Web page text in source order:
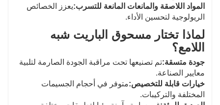
المواد اللاصقة والمانعات المانعة للتسرب:يعزز الخصائص
الريولوجية لتحسين الأداء.
لماذا تختار مسحوق الباريت شبه
اللامع؟
جودة متسقة:تم تصنيعها تحت مراقبة الجودة الصارمة لتلبية
معايير الصناعة.
خيارات قابلة للتخصيص:متوفر في أحجام الجسيمات
المختلفة والتركيبات.